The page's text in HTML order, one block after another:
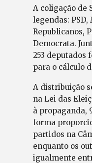
A coligação de
legendas: PSD,
Republicanos,
Democrata.
253 deputados
para o cálculo
A distribuição
na Lei das
à propaganda,
forma
partidos na
enquanto os
igualmente